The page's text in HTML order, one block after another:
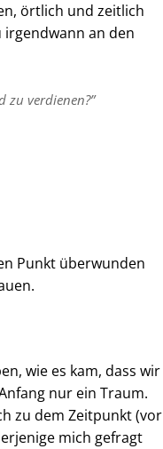
örtlich und zeitlich
irgendwann an den
zu verdienen?”
Punkt überwunden
wie es kam, dass wir
nur ein Traum.
zu dem Zeitpunkt (vor
mich gefragt